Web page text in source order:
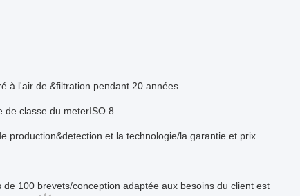
à l'air de &filtration pendant 20 années.
de classe du meterISO 8
production&detection et la technologie/la garantie et prix
100 brevets/conception adaptée aux besoins du client est